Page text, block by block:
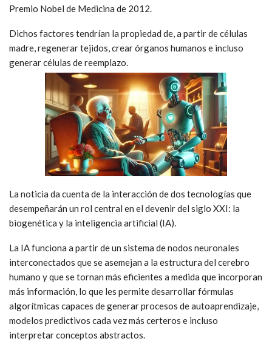
Premio Nobel de Medicina de 2012.
Dichos factores tendrían la propiedad de, a partir de células
madre, regenerar tejidos, crear órganos humanos e incluso
generar células de reemplazo.
La noticia da cuenta de la interacción de dos tecnologías que
desempeñarán un rol central en el devenir del siglo XXI: la
biogenética y la inteligencia artificial (IA).
La IA funciona a partir de un sistema de nodos neuronales
interconectados que se asemejan a la estructura del cerebro
humano y que se tornan más eficientes a medida que incorporan
más información, lo que les permite desarrollar fórmulas
algorítmicas capaces de generar procesos de autoaprendizaje,
modelos predictivos cada vez más certeros e incluso
interpretar conceptos abstractos.